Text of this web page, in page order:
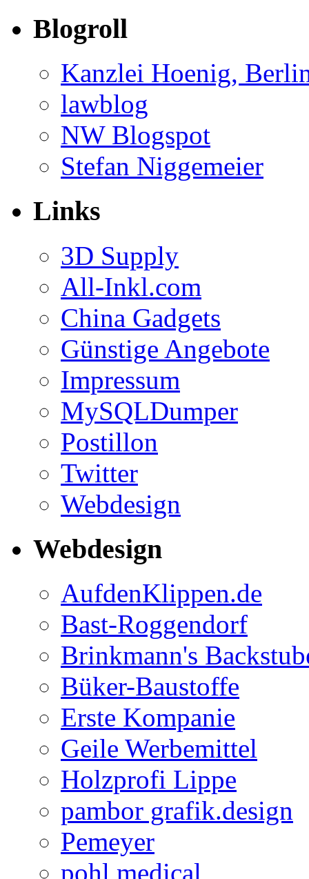
Blogroll
Kanzlei Hoenig,
lawblog
NW Blogspot
Stefan Niggemeier
Links
3D Supply
All-Inkl.com
China Gadgets
Günstige Angebote
Impressum
MySQLDumper
Postillon
Twitter
Webdesign
Webdesign
AufdenKlippen.de
Bast-Roggendorf
Brinkmann's
Büker-Baustoffe
Erste Kompanie
Geile Werbemittel
Holzprofi Lippe
pambor grafik.design
Pemeyer
pohl medical